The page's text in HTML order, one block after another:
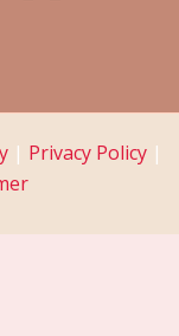
| Privacy Policy |